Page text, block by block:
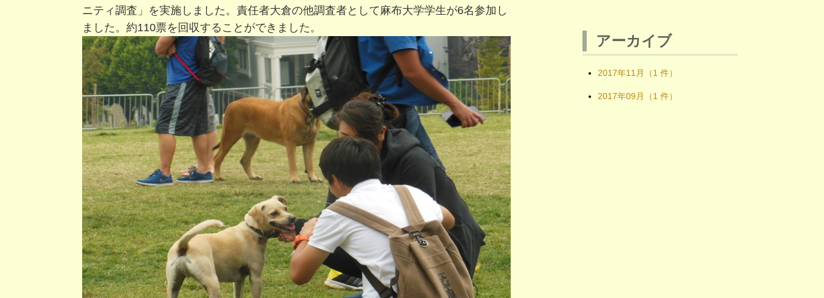
ニティ調査」を実施しました。責任者大倉の他調査者として麻布大学学生が6名参加し
ました。約110票を回収することができました。
アーカイブ
2017年11月（1 件）
2017年09月（1 件）